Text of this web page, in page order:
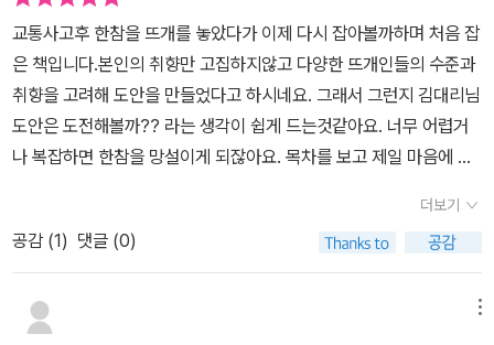
법들도 모두 설명, 사진, QR코드와 함께 친절하게 안내되어 있다.​아
는 기법들이 대부분이었지만, 몰랐던 기법들도 있어서 새롭고 신기했
다.​책을 보자마자코위찬 칼라 스웨터에 꽂혔고,지금은 주머니 아래쪽
을 열심히 원통뜨기 하고 있다.​아이보리색으로 뜨개를 하고 있는데,
완성하고 나면 북극곰같고 귀여울 것 같다♥​
교통사고후 한참을 뜨개를 놓았다가 이제 다시 잡아볼까하며 처음 잡
은 책입니다.본인의 취향만 고집하지않고 다양한 뜨개인들의 수준과
취향을 고려해 도안을 만들었다고 하시네요. 그래서 그런지 김대리님
도안은 도전해볼까?? 라는 생각이 쉽게 드는것같아요. 너무 어렵거
나 복잡하면 한참을 망설이게 되잖아요. 목차를 보고 제일 마음에 들
각만하고 못만들었었는데 이번에 도전해봤어요. 먼저 다양한 작품들
이 어떻게 구성되어있는지 살펴보았어요...^^이번 김대리의 취향니트
책은 사이즈를 폭넓게 선택가능하도록 다양한 사이즈를 소개하고있
어요. 작품시작전 상세한설명이 있어서 더 좋아요. 글도안과 그림도
더보기
공감 (1) 댓글 (0)